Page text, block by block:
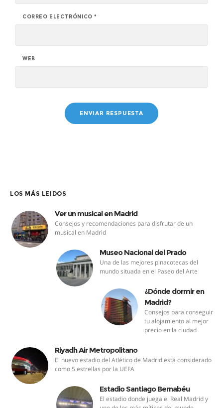
CORREO ELECTRÓNICO*
WEB
LOS MÁS LEIDOS
Ver un musical en Madrid
Consejos y recomendaciones para disfrutar de un
musical en Madrid
Museo Nacional del Prado
Una de las mejores pinacotecas del
mundo situada en el Paseo del Arte
¿Dónde dormir en
Madrid?
Consejos para conseguir
tu alojamiento al mejor
precio en la ciudad
Riyadh Air Metropolitano
El nuevo estadio del Atlético de Madrid está considerado
como 5 estrellas por la UEFA
Estadio Santiago Bernabéu
El estadio donde juega el Real Madrid y